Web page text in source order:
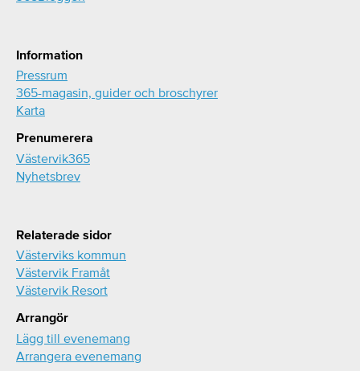
Information
Pressrum
365-magasin, guider och broschyrer
Karta
Prenumerera
Västervik365
Nyhetsbrev
Relaterade sidor
Västerviks kommun
Västervik Framåt
Västervik Resort
Arrangör
Lägg till evenemang
Arrangera evenemang